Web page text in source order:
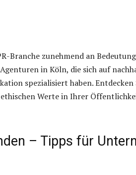
Branche zunehmend an
in Köln, die sich auf
spezialisiert haben. Entdecken
Werte in Ihrer
– Tipps für